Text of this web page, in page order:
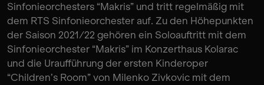
Sinfonieorchesters “Makris” und tritt regelmäßig mit
dem RTS Sinfonieorchester auf. Zu den Höhepunkten
der Saison 2021/22 gehören ein Soloauftritt mit dem
Sinfonieorchester “Makris” im Konzerthaus Kolarac
und die Uraufführung der ersten Kinderoper
“Children’s Room” von Milenko Zivkovic mit dem